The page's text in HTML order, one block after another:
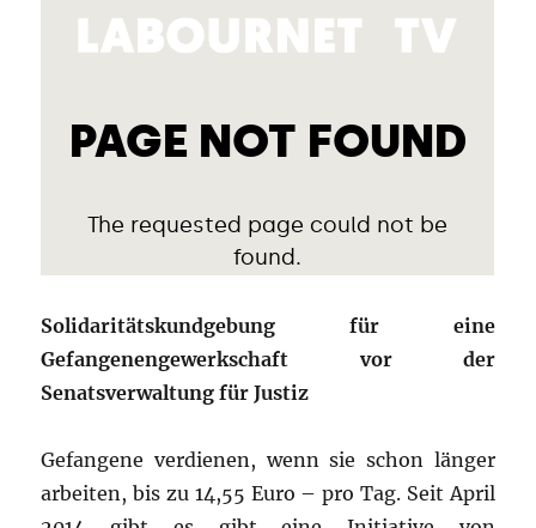
Solidaritätskundgebung für eine
Gefangenengewerkschaft vor der
Senatsverwaltung für Justiz
Gefangene verdienen, wenn sie schon länger
arbeiten, bis zu 14,55 Euro – pro Tag. Seit April